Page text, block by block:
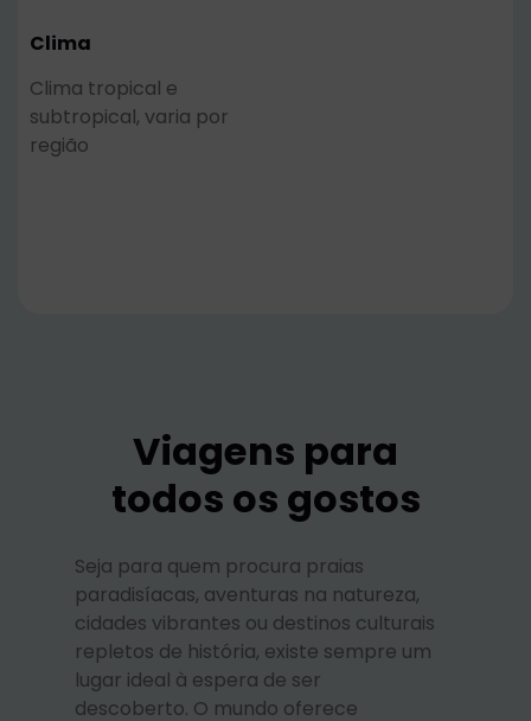
Clima
Clima tropical e
subtropical, varia por
região
Viagens para
todos os gostos
Seja para quem procura praias
paradisíacas, aventuras na natureza,
cidades vibrantes ou destinos culturais
repletos de história, existe sempre um
lugar ideal à espera de ser
descoberto. O mundo oferece